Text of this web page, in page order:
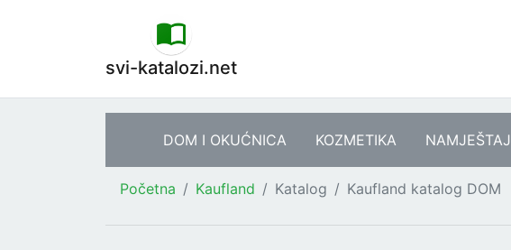
svi-katalozi.net
DOM I OKUĆNICA KOZMETIKA NAMJEŠTAJ
Početna Kaufland Katalog Kaufland katalog DOM